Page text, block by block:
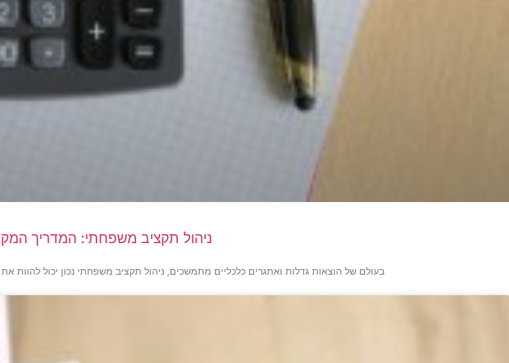
ניהול תקציב משפחתי: המדריך
בעולם של הוצאות גדלות ואתגרים כלכליים מתמשכים, ניהול תקציב משפחתי נכון יכול להוות